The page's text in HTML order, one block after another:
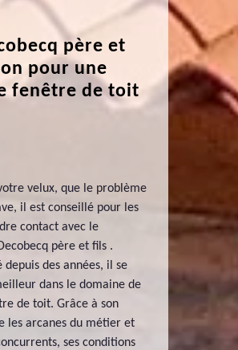
père et
pour une
fenêtre de toit
velux, que le problème
il est conseillé pour les
contact avec le
père et fils .
des années, il se
dans le domaine de
de toit. Grâce à son
les arcanes du métier et
ses conditions